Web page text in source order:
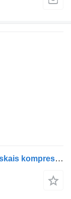
DAF Air compressor 1883118 pneimatiskais kompresors paredzēts DAF kravas automašīnas